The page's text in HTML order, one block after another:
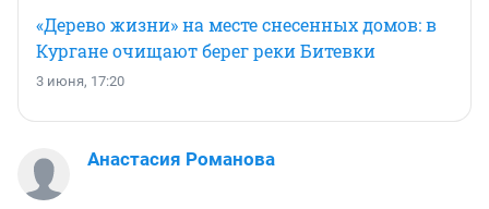
«Дерево жизни» на месте снесенных домов: в
Кургане очищают берег реки Битевки
3 июня, 17:20
Анастасия Романова